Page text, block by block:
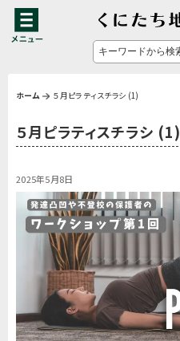
ホーム ５月ピラティスチラシ (1)
５月ピラティスチラシ (1)
2025年5月8日